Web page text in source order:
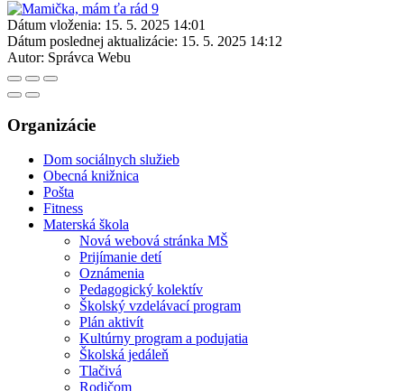
Dátum vloženia: 15. 5. 2025 14:01
Dátum poslednej aktualizácie: 15. 5. 2025 14:12
Autor: Správca Webu
Organizácie
Dom sociálnych služieb
Obecná knižnica
Pošta
Fitness
Materská škola
Nová webová stránka MŠ
Prijímanie detí
Oznámenia
Pedagogický kolektív
Školský vzdelávací program
Plán aktivít
Kultúrny program a podujatia
Školská jedáleň
Tlačivá
Rodičom